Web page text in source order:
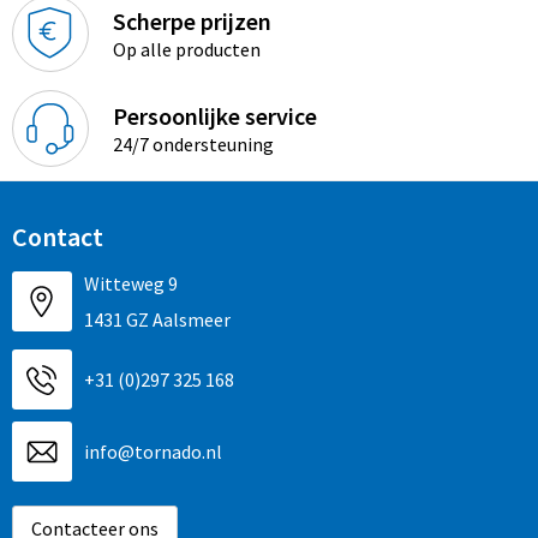
Sinterklaas
Sleutelhangers en Lanyards
Snoepgoed
Spellen voor binnen en buiten
Sport
Veiligheid, Auto en Fiets
Vrije tijd en Strand
Waterflesjes
Themapakketten
Overhemden
Strandtassen
Toilettassen
Waterbestendige tassen
Accessoires voor tassen
Schoenentassen
Golftassen
Matrozentassen
Collegetassen
Draagtassen
Scherpe prijzen
Op alle producten
Persoonlijke service
24/7 ondersteuning
Contact
Witteweg 9
1431 GZ Aalsmeer
+31 (0)297 325 168
info@tornado.nl
Contacteer ons